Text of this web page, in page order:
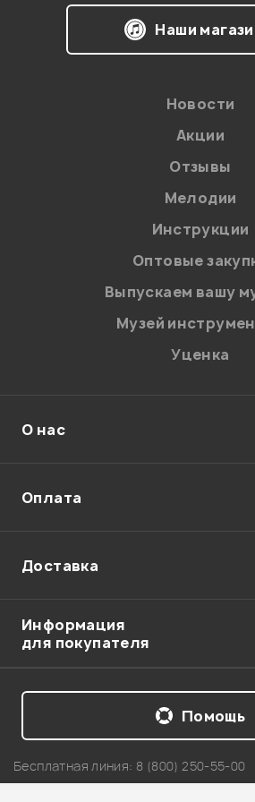
на обработку
Политикой в
персональных данных.
Введите проверочное число:
Отправить
Наши
Новости
Акции
Отзывы
Мелодии
Инструкции
Оптовые
Выпускаем вашу
Музей
Уценка
О нас
Оплата
Доставка
Информация
для покупателя
Бесплатная линия: 8 (800) 250-55-00
Помощь